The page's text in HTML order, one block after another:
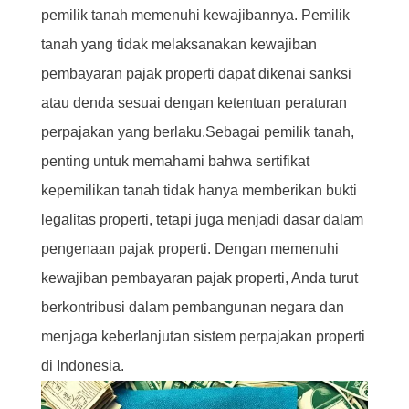
pemilik tanah memenuhi kewajibannya. Pemilik
tanah yang tidak melaksanakan kewajiban
pembayaran pajak properti dapat dikenai sanksi
atau denda sesuai dengan ketentuan peraturan
perpajakan yang berlaku.Sebagai pemilik tanah,
penting untuk memahami bahwa sertifikat
kepemilikan tanah tidak hanya memberikan bukti
legalitas properti, tetapi juga menjadi dasar dalam
pengenaan pajak properti. Dengan memenuhi
kewajiban pembayaran pajak properti, Anda turut
berkontribusi dalam pembangunan negara dan
menjaga keberlanjutan sistem perpajakan properti
di Indonesia.